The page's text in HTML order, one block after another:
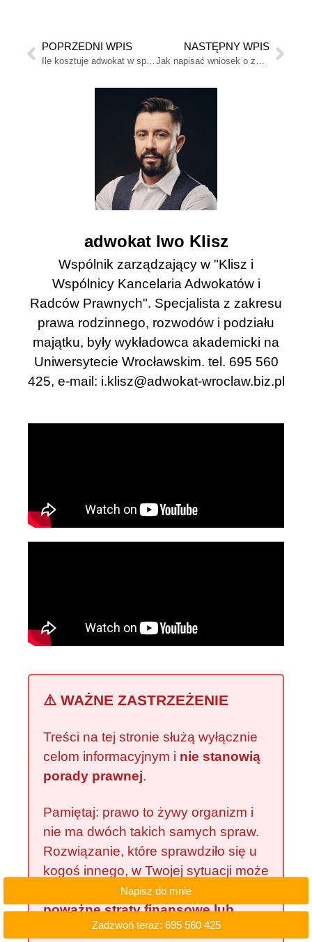
POPRZEDNI WPIS
Ile kosztuje adwokat w sprawie o kontakty z dziećmi?
NASTĘPNY WPIS
Jak napisać wniosek o zmianę kontaktów z dzieckiem?
adwokat Iwo Klisz
Wspólnik zarządzający w "Klisz i
Wspólnicy Kancelaria Adwokatów i
Radców Prawnych". Specjalista z zakresu
prawa rodzinnego, rozwodów i podziału
majątku, były wykładowca akademicki na
Uniwersytecie Wrocławskim. tel. 695 560
425, e-mail: i.klisz@adwokat-wroclaw.biz.pl
⚠️ WAŻNE ZASTRZEŻENIE
Treści na tej stronie służą wyłącznie
celom informacyjnym i nie stanowią
porady prawnej.
Pamiętaj: prawo to żywy organizm i
nie ma dwóch takich samych spraw.
Rozwiązanie, które sprawdziło się u
kogoś innego, w Twojej sytuacji może
okazać się zgubne i narazić Cię na
poważne straty finansowe lub
przegraną w sądzie. Internetowe
Napisz do mnie
Zadzwoń teraz: 695 560 425